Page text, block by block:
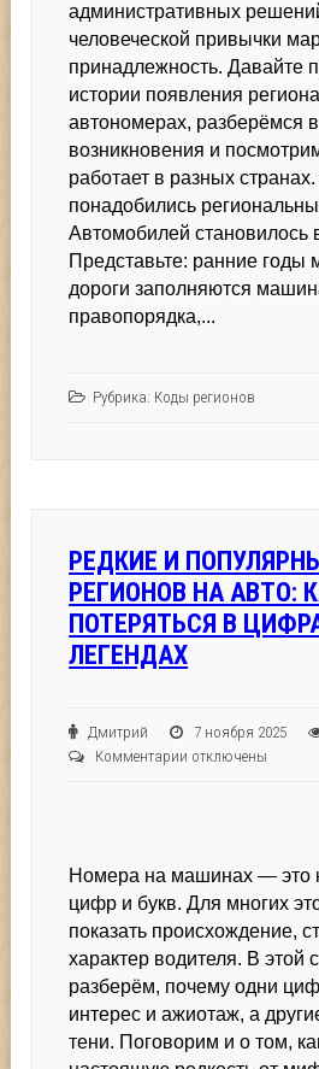
административных
человеческой привычки
принадлежность. Давайте
истории появления
автономерах, разберёмся
возникновения и
работает в разных
понадобились
Автомобилей становилось
Представьте: ранние годы
дороги заполняются
правопорядка,...
Рубрика: Коды регионов
РЕДКИЕ И
РЕГИОНОВ НА АВТО:
ПОТЕРЯТЬСЯ В
ЛЕГЕНДАХ
Дмитрий 7 ноября 2025
Комментарии к
коды
регионов
на
не
потеряться
в
отключены
Номера на машинах — это
цифр и букв. Для многих
показать происхождение,
характер водителя. В этой
разберём, почему одни
интерес и ажиотаж, а
тени. Поговорим и о том,